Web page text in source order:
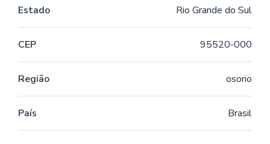
Estado Rio Grande do Sul
CEP 95520-000
Região osorio
País Brasil